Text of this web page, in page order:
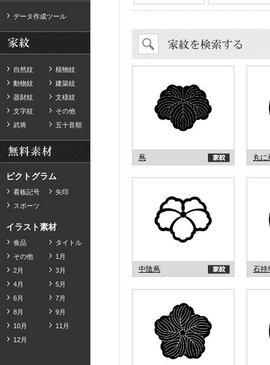
データ作成ツール
自然紋
植物紋
動物紋
建築紋
器財紋
文様紋
文字紋
その他
武将
五十音順
ピクトグラム
看板記号
矢印
スポーツ
イラスト素材
食品
タイトル
その他
1月
2月
3月
4月
5月
6月
7月
8月
9月
10月
11月
12月
蔦 丸に
中陰蔦 石持